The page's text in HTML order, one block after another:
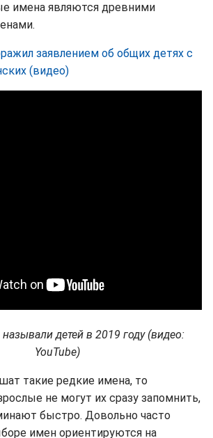
имена являются древними
заявлением об общих детях с
(видео)
детей в 2019 году (видео:
YouTube)
такие редкие имена, то
не могут их сразу запомнить,
быстро. Довольно часто
имен ориентируются на